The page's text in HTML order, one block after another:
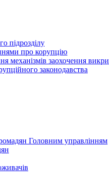
підрозділу
про корупцію
заохочення
законодавства
Головним управлінням